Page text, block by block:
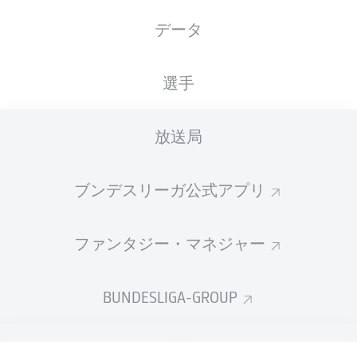
データ
選手
放送局
ブンデスリーガ公式アプリ
ファンタジー・マネジャー
BUNDESLIGA-GROUP
F. Badstübner